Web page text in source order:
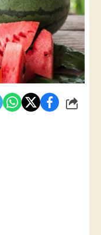
شارك